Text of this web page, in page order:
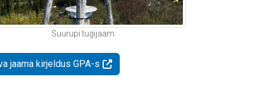
Suurupi tugijaam
jaama kirjeldus GPA-s